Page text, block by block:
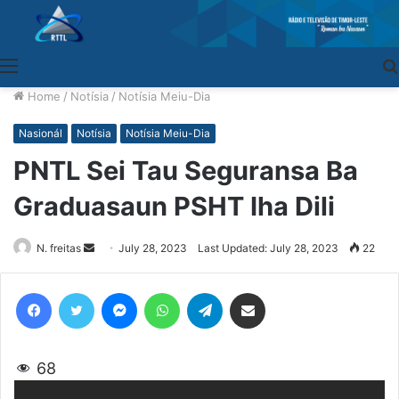
Home / Notísia / Notísia Meiu-Dia
Nasionál Notísia Notísia Meiu-Dia
PNTL Sei Tau Seguransa Ba
Graduasaun PSHT Iha Dili
N. freitas
Send
an
email
July 28, 2023 Last Updated: July 28, 2023 22
68